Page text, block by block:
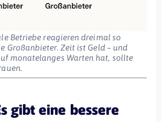
Betriebe reagieren dreimal so
Großanbieter. Zeit ist Geld – und
monatelanges Warten hat, sollte
gibt eine bessere